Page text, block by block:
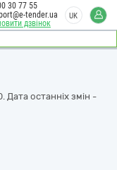
дзвінок
30 77 55
tender.ua
UK
останніх змін -